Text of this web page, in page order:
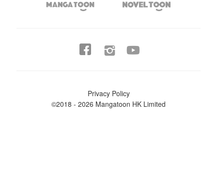
 
 
Privacy Policy
©2018 - 2026 Mangatoon HK Limited